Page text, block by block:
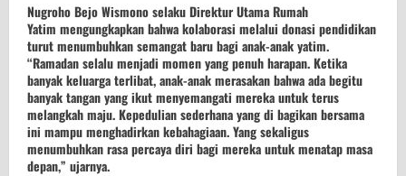
Nugroho Bejo Wismono selaku Direktur Utama Rumah
Yatim mengungkapkan bahwa kolaborasi melalui donasi pendidikan
turut menumbuhkan semangat baru bagi anak-anak yatim.
“Ramadan selalu menjadi momen yang penuh harapan. Ketika
banyak keluarga terlibat, anak-anak merasakan bahwa ada begitu
banyak tangan yang ikut menyemangati mereka untuk terus
melangkah maju. Kepedulian sederhana yang di bagikan bersama
ini mampu menghadirkan kebahagiaan. Yang sekaligus
menumbuhkan rasa percaya diri bagi mereka untuk menatap masa
depan,” ujarnya.